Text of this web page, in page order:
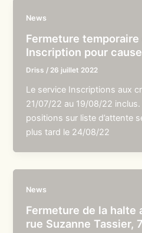
News
Fermeture
Inscription pour
Driss / 26 juillet 2022
Le service Inscriptions aux
21/07/22 au 19/08/22
positions sur liste d’attente
plus tard le 24/08/22
News
Fermeture de la halte
rue Suzanne Tassier,